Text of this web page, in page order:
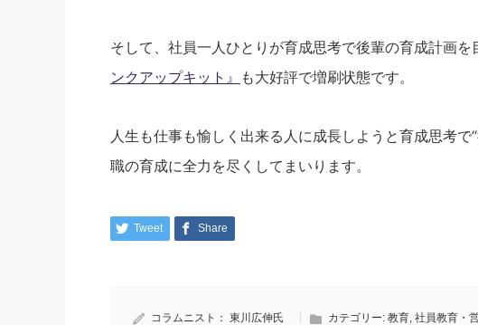
そして、社員一人ひとりが育成思考で後輩の育成計画
ンクアップキット』 も大好評で増刷状態です。
人生も仕事も愉しく出来る人に成長しようと育成思考
職の育成に全力を尽くしてまいります。
Tweet Share
コラムニスト： 東川広伸氏 カテゴリー: 教育, 社員教育・